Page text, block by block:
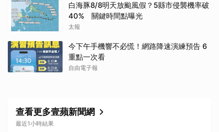
白海豚8/8明天放颱風假？5縣市侵襲機率破
40% 關鍵時間點曝光
太報
今下午手機響不必慌！網路降速演練預告 6
重點一次看
自由電子報
查看更多壹蘋新聞網
最近1小時結果